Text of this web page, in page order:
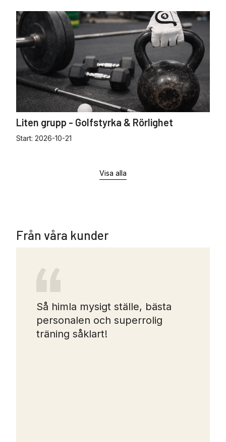
Liten grupp - Golfstyrka & Rörlighet
Start: 2026-10-21
Visa alla
Från våra kunder
Så himla mysigt ställe, bästa
personalen och superrolig
träning såklart!